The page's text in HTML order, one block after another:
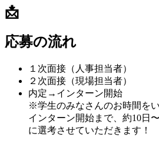
📩
応募の流れ
１次面接（人事担当者）
２次面接（現場担当者）
内定→インターン開始
※学生のみなさんのお時間を
インターン開始まで、約10日
に選考させていただきます！